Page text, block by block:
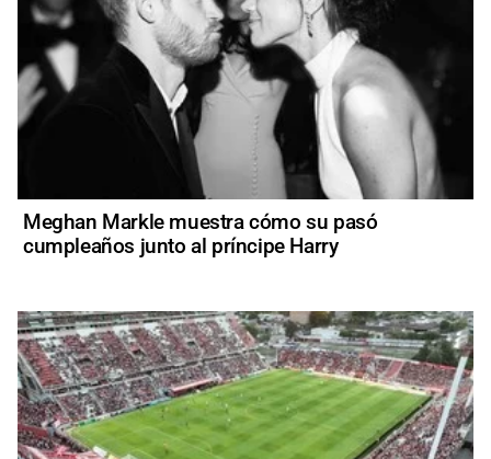
Meghan Markle muestra cómo su pasó
cumpleaños junto al príncipe Harry